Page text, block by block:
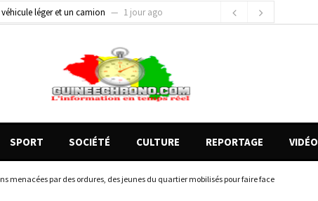
la justice (par Mohamed lamine KOUROUMA)
1 jour ago
SPORT SOCIÉTÉ CULTURE REPORTAGE VIDÉO
menacées par des ordures, des jeunes du quartier mobilisés pour faire face